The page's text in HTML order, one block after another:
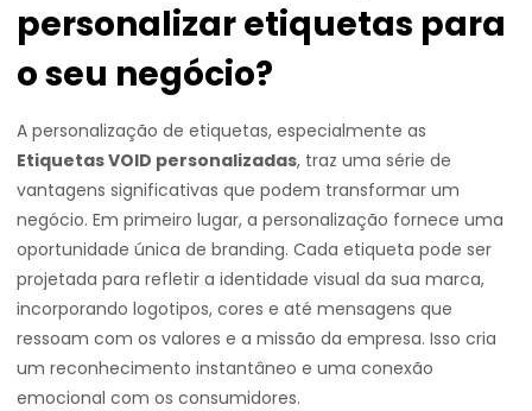
personalizar etiquetas para
o seu negócio?
A personalização de etiquetas, especialmente as
Etiquetas VOID personalizadas, traz uma série de
vantagens significativas que podem transformar um
negócio. Em primeiro lugar, a personalização fornece uma
oportunidade única de branding. Cada etiqueta pode ser
projetada para refletir a identidade visual da sua marca,
incorporando logotipos, cores e até mensagens que
ressoam com os valores e a missão da empresa. Isso cria
um reconhecimento instantâneo e uma conexão
emocional com os consumidores.